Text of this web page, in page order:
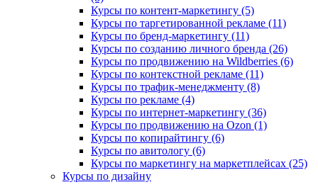
Курсы по контент-маркетингу (5)
Курсы по таргетированной рекламе (11)
Курсы по бренд-маркетингу (11)
Курсы по созданию личного бренда (26)
Курсы по продвижению на Wildberries (6)
Курсы по контекстной рекламе (11)
Курсы по трафик-менеджменту (8)
Курсы по рекламе (4)
Курсы по интернет-маркетингу (36)
Курсы по продвижению на Ozon (1)
Курсы по копирайтингу (6)
Курсы по авитологу (6)
Курсы по маркетингу на маркетплейсах (25)
Курсы по дизайну